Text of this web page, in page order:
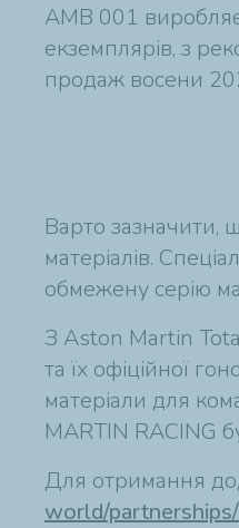
AMB 001
екземплярів, з
продаж восени
Варто зазначити,
матеріалів.
обмежену серію
З Aston Martin
та їх офіційної
матеріали для
MARTIN RACING
Для отримання
world/